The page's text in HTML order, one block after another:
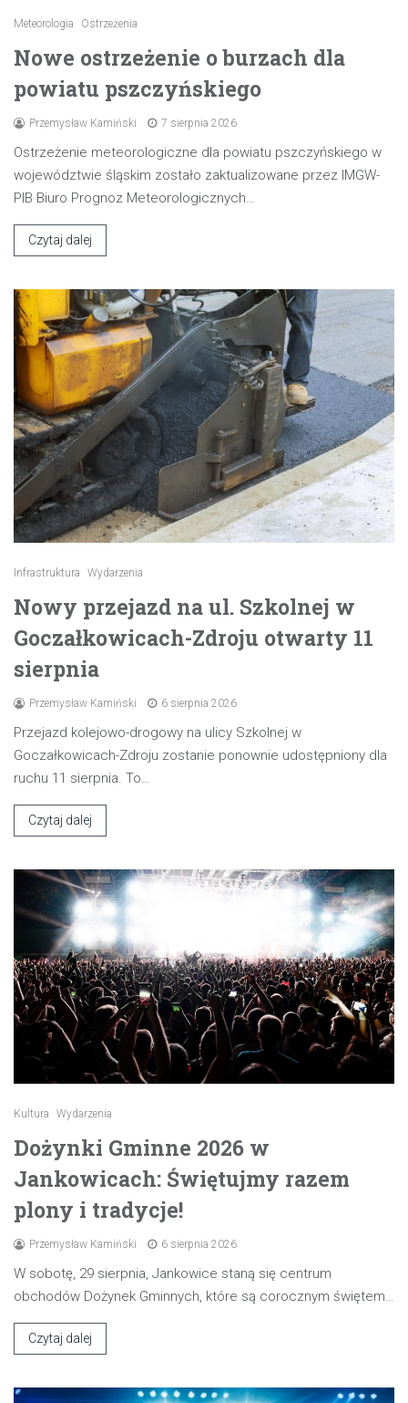
Meteorologia Ostrzeżenia
Nowe ostrzeżenie o burzach dla
powiatu pszczyńskiego
Przemysław Kamiński 7 sierpnia 2026
Ostrzeżenie meteorologiczne dla powiatu pszczyńskiego w
województwie śląskim zostało zaktualizowane przez IMGW-
PIB Biuro Prognoz Meteorologicznych…
Czytaj dalej
Infrastruktura Wydarzenia
Nowy przejazd na ul. Szkolnej w
Goczałkowicach-Zdroju otwarty 11
sierpnia
Przemysław Kamiński 6 sierpnia 2026
Przejazd kolejowo-drogowy na ulicy Szkolnej w
Goczałkowicach-Zdroju zostanie ponownie udostępniony dla
ruchu 11 sierpnia. To…
Czytaj dalej
Kultura Wydarzenia
Dożynki Gminne 2026 w
Jankowicach: Świętujmy razem
plony i tradycje!
Przemysław Kamiński 6 sierpnia 2026
W sobotę, 29 sierpnia, Jankowice staną się centrum
obchodów Dożynek Gminnych, które są corocznym świętem…
Czytaj dalej